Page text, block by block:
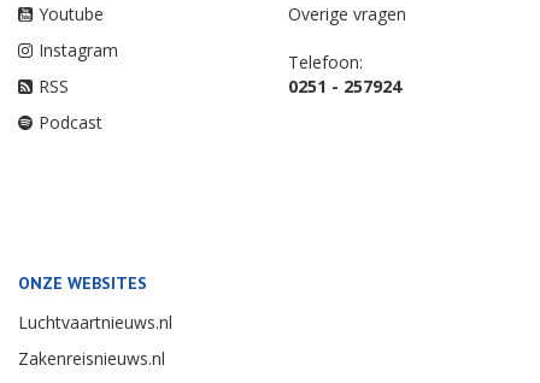
Youtube
Instagram
RSS
Podcast
Overige vragen
Telefoon:
0251 - 257924
ONZE WEBSITES
Luchtvaartnieuws.nl
Zakenreisnieuws.nl